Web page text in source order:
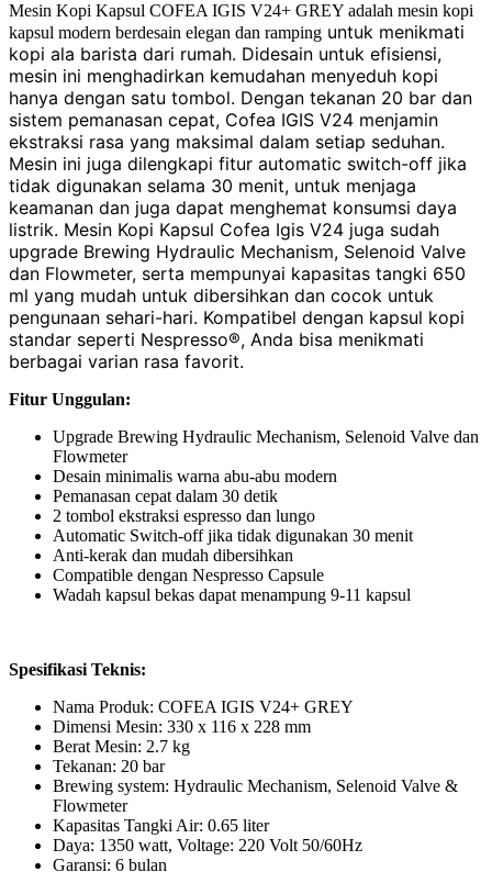
Mesin Kopi Kapsul COFEA IGIS V24+ GREY adalah mesin kopi
kapsul modern berdesain elegan dan ramping untuk menikmati
kopi ala barista dari rumah. Didesain untuk efisiensi,
mesin ini menghadirkan kemudahan menyeduh kopi
hanya dengan satu tombol. Dengan tekanan 20 bar dan
sistem pemanasan cepat, Cofea IGIS V24 menjamin
ekstraksi rasa yang maksimal dalam setiap seduhan.
Mesin ini juga dilengkapi fitur automatic switch-off jika
tidak digunakan selama 30 menit, untuk menjaga
keamanan dan juga dapat menghemat konsumsi daya
listrik. Mesin Kopi Kapsul Cofea Igis V24 juga sudah
upgrade Brewing Hydraulic Mechanism, Selenoid Valve
dan Flowmeter, serta mempunyai kapasitas tangki 650
ml yang mudah untuk dibersihkan dan cocok untuk
pengunaan sehari-hari. Kompatibel dengan kapsul kopi
standar seperti Nespresso®, Anda bisa menikmati
berbagai varian rasa favorit.
Fitur Unggulan:
Upgrade Brewing Hydraulic Mechanism, Selenoid Valve dan
Flowmeter
Desain minimalis warna abu-abu modern
Pemanasan cepat dalam 30 detik
2 tombol ekstraksi espresso dan lungo
Automatic Switch-off jika tidak digunakan 30 menit
Anti-kerak dan mudah dibersihkan
Compatible dengan Nespresso Capsule
Wadah kapsul bekas dapat menampung 9-11 kapsul
Spesifikasi Teknis:
Nama Produk: COFEA IGIS V24+ GREY
Dimensi Mesin: 330 x 116 x 228 mm
Berat Mesin: 2.7 kg
Tekanan: 20 bar
Brewing system: Hydraulic Mechanism, Selenoid Valve &
Flowmeter
Kapasitas Tangki Air: 0.65 liter
Daya: 1350 watt, Voltage: 220 Volt 50/60Hz
Garansi: 6 bulan